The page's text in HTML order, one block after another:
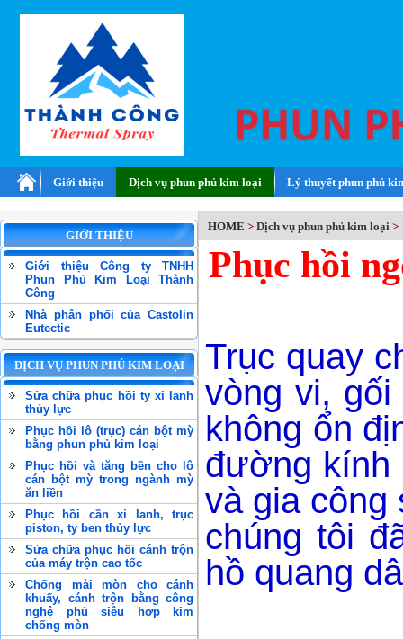
Giới thiệu Dịch vụ phun phủ kim loại Lý thuyết phun phủ
GIỚI THIỆU
Giới thiệu Công ty TNHH
Phun Phủ Kim Loại Thành
Công
Nhà phân phối của Castolin
Eutectic
DỊCH VỤ PHUN PHỦ KIM LOẠI
Sửa chữa phục hồi ty xi lanh
thủy lực
Phục hồi lô (trục) cán bột mỳ
bằng phun phủ kim loại
Phục hồi và tăng bền cho lô
cán bột mỳ trong ngành mỳ
ăn liền
Phục hồi cần xi lanh, trục
piston, ty ben thủy lực
Sửa chữa phục hồi cánh trộn
của máy trộn cao tốc
Chống mài mòn cho cánh
khuấy, cánh trộn bằng công
nghệ phủ siêu hợp kim
chống mòn
HOME > Dịch vụ phun phủ kim loại >
Phục hồi
Trục quay
vòng vi,
không ổn
đường kính
và gia công
chúng tôi
hồ quang